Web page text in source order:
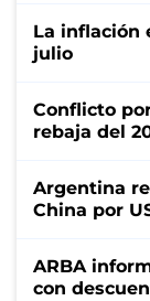
La inflación
julio
Conflicto
rebaja del
Argentina
China por
ARBA
con